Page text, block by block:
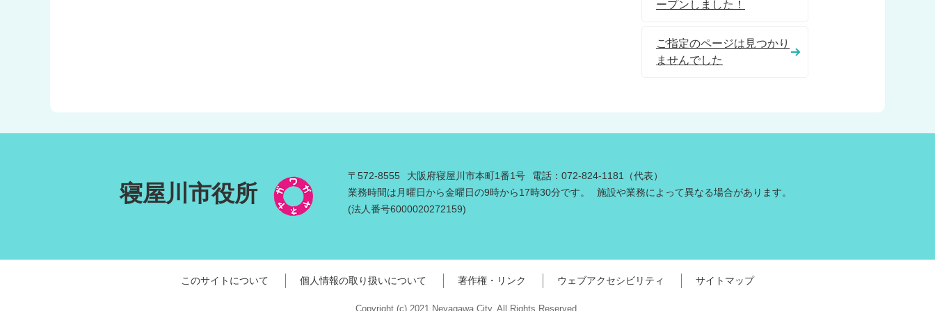
ープンしました！
ご指定のページは見つかり
ませんでした
寝屋川市役所
〒572-8555 大阪府寝屋川市本町1番1号
電話：072-824-1181（代表）
業務時間は月曜日から金曜日の9時から17時30分です。
施設や業務によって異なる場合があります。
(法人番号6000020272159)
このサイトについて 個人情報の取り扱いについて 著作権・リンク ウェブアクセシビリティ サイトマップ
Copyright (c) 2021 Neyagawa City. All Rights Reserved.